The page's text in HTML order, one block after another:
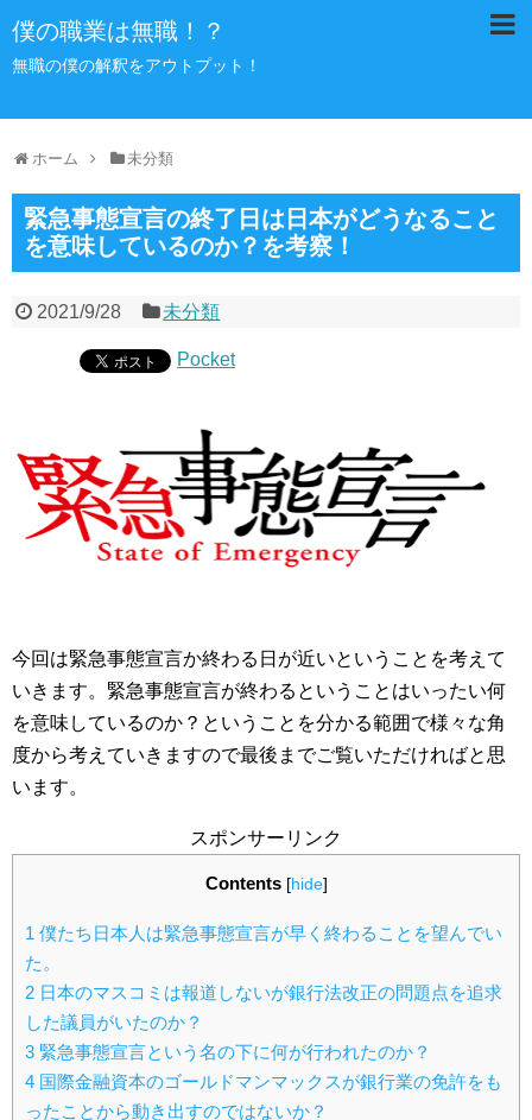
僕の職業は無職！？
無職の僕の解釈をアウトプット！
ホーム 未分類
緊急事態宣言の終了日は日本がどうなること
を意味しているのか？を考察！
2021/9/28 未分類
Pocket
今回は緊急事態宣言か終わる日が近いということを考えて
いきます。緊急事態宣言が終わるということはいったい何
を意味しているのか？ということを分かる範囲で様々な角
度から考えていきますので最後までご覧いただければと思
います。
スポンサーリンク
Contents [hide]
1 僕たち日本人は緊急事態宣言が早く終わることを望んでい
た。
2 日本のマスコミは報道しないが銀行法改正の問題点を追求
した議員がいたのか？
3 緊急事態宣言という名の下に何が行われたのか？
4 国際金融資本のゴールドマンマックスが銀行業の免許をも
ったことから動き出すのではないか？